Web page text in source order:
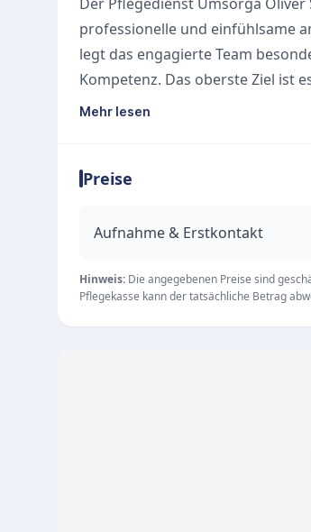
professionelle und einfühlsame
legt das engagierte Team
Kompetenz. Das oberste Ziel ist
in den eigenen vier Wänden zu
steht der Mensch mit seinen
Wundversorgung)
Rund-um-die-Uhr-Erreichbarkeit
Dank kurzer
Pflegedienst flexibel an
Mehr lesen
Preise
Aufnahme & Erstkontakt
Hinweis: Die angegebenen Preise sind
Pflegekasse kann der tatsächliche Betrag